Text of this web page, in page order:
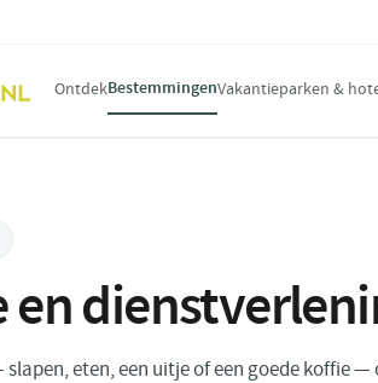
OntdekBestemmingenVakantieparken &
en
eten, een uitje of een goede koffie